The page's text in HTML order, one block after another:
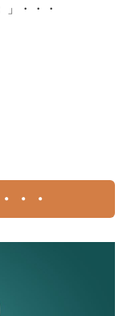
」・・・
・・